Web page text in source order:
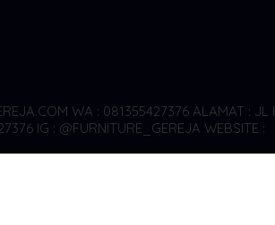
WA : 081355427376 ALAMAT : JL
IG : @FURNITURE_GEREJA WEBSITE :